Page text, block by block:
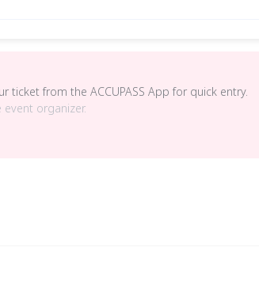
ticket from the ACCUPASS App for quick entry.
organizer.